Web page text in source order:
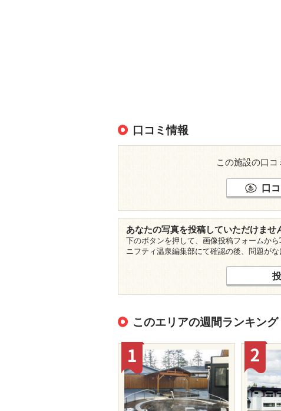
口コミ情報
この施設の口コ
口
あなたの写真を投稿していただけませ
下のボタンを押して、画像投稿フォームから
ニフティ温泉編集部にて確認の後、問題がな
このエリアの週間ランキング